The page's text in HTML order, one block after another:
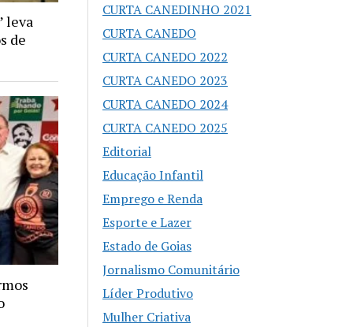
leva
de
CURTA CANEDINHO 2021
CURTA CANEDO
CURTA CANEDO 2022
CURTA CANEDO 2023
CURTA CANEDO 2024
CURTA CANEDO 2025
Editorial
Educação Infantil
Emprego e Renda
Esporte e Lazer
Estado de Goias
Jornalismo Comunitário
Líder Produtivo
Mulher Criativa